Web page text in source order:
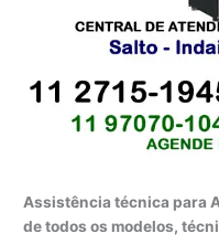
Assistência técnica para
de todos os modelos,